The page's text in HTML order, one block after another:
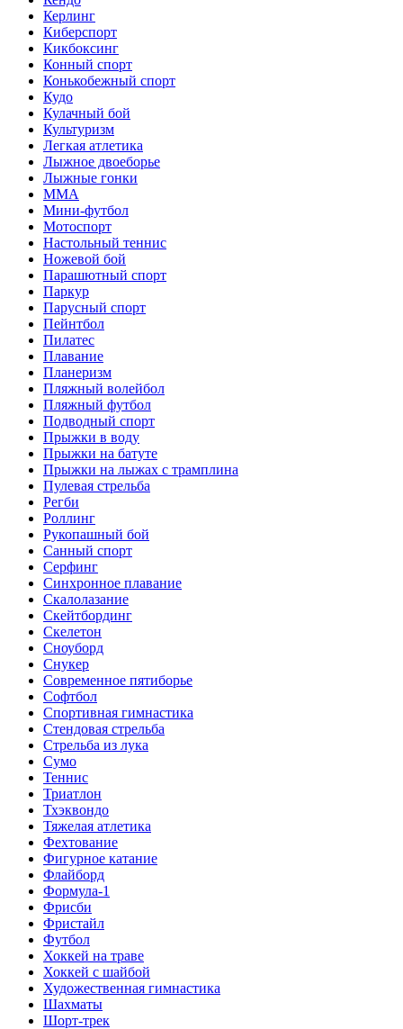
Керлинг
Киберспорт
Кикбоксинг
Конный спорт
Конькобежный спорт
Кудо
Кулачный бой
Культуризм
Легкая атлетика
Лыжное двоеборье
Лыжные гонки
ММА
Мини-футбол
Мотоспорт
Настольный теннис
Ножевой бой
Парашютный спорт
Паркур
Парусный спорт
Пейнтбол
Пилатес
Плавание
Планеризм
Пляжный волейбол
Пляжный футбол
Подводный спорт
Прыжки в воду
Прыжки на батуте
Прыжки на лыжах с трамплина
Пулевая стрельба
Регби
Роллинг
Рукопашный бой
Санный спорт
Серфинг
Синхронное плавание
Скалолазание
Скейтбординг
Скелетон
Сноуборд
Снукер
Современное пятиборье
Софтбол
Спортивная гимнастика
Стендовая стрельба
Стрельба из лука
Сумо
Теннис
Триатлон
Тхэквондо
Тяжелая атлетика
Фехтование
Фигурное катание
Флайборд
Формула-1
Фрисби
Фристайл
Футбол
Хоккей на траве
Хоккей с шайбой
Художественная гимнастика
Шахматы
Шорт-трек